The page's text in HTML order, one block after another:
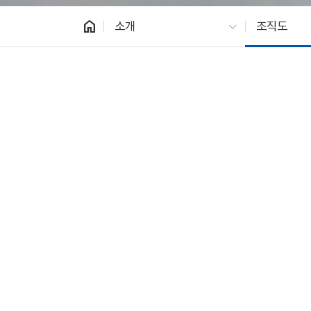
home 소개 조직도